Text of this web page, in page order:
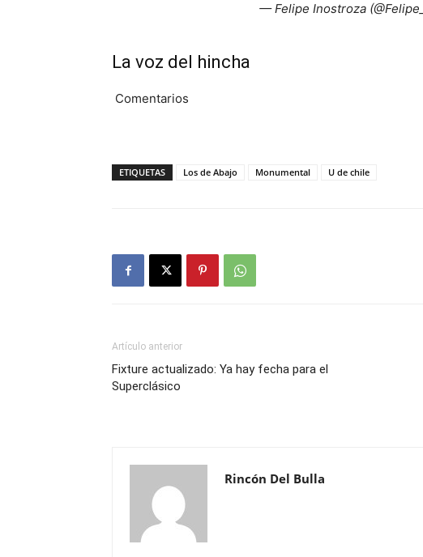
— Felipe Inostroza
La voz del hincha
Comentarios
ETIQUETAS Los de Abajo Monumental U de chile
Artículo anterior
Fixture actualizado: Ya hay fecha para el
Superclásico
Rincón Del Bulla